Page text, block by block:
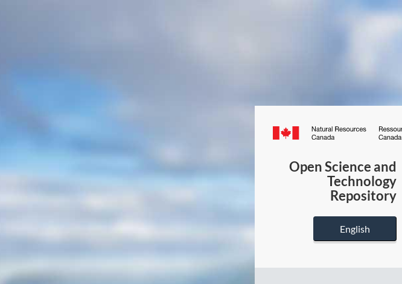
Canada.ca
Open Science and
Technology
Repository
English